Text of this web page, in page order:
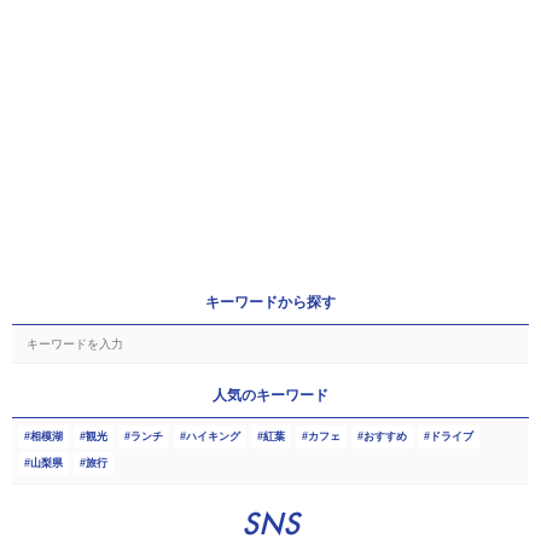
キーワードから探す
人気のキーワード
相模湖 観光 ランチ ハイキング 紅葉 カフェ おすすめ ドライブ
山梨県 旅行
SNS